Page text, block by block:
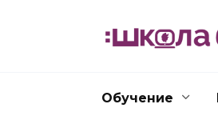
Обучение